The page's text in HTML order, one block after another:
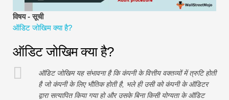
पूर्ण प्रपत्र
जोखिम प्रबंधन ट्यूटोरियल
विषय - सूची
ऑडिट जोखिम क्या है?
ऑडिट जोखिम क्या है?
ऑडिट जोखिम यह संभावना है कि कंपनी के वित्तीय वक्तव्यों में त्रुटि होती
है जो कंपनी के लिए भौतिक होती है, भले ही उसी को कंपनी के ऑडिटर
द्वारा सत्यापित किया गया हो और उसके बिना किसी योग्यता के ऑडिट